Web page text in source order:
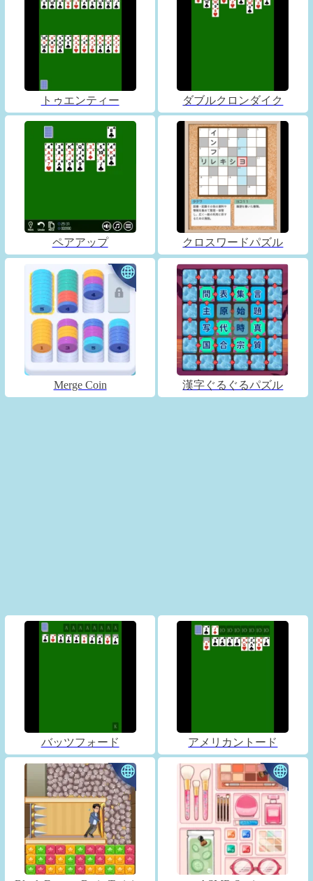
トゥエンティー ダブルクロンダイク
ペアアップ クロスワードパズル
Merge Coin 漢字ぐるぐるパズル
バッツフォード アメリカントード